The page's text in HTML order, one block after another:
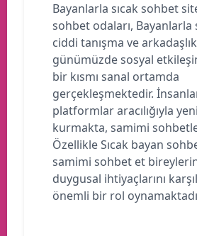
Bayanlarla sıcak sohbet
sohbet odaları,
ciddi tanışma ve
günümüzde sosyal
bir kısmı sanal ortamda
gerçekleşmektedir.
platformlar aracılığıyla
kurmakta, samimi
Özellikle Sıcak bayan
samimi sohbet et
duygusal ihtiyaçlarını
önemli bir rol